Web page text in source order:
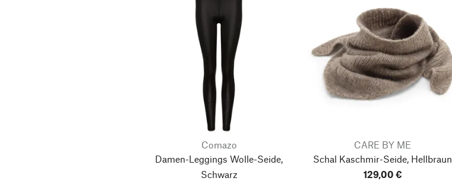
Comazo
Damen-Leggings Wolle-Seide,
Schwarz
CARE BY ME
Schal Kaschmir-Seide, Hellbraun
129,00 €